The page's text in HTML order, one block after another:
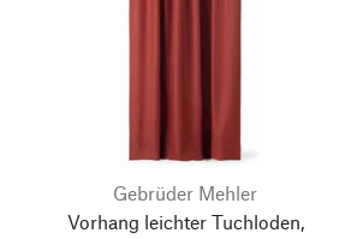
Gebrüder Mehler
Vorhang leichter Tuchloden,